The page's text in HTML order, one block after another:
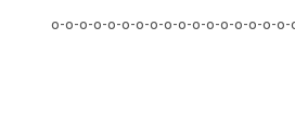
o-o-o-o-o-o-o-o-o-o-o-o-o-o-o-o-